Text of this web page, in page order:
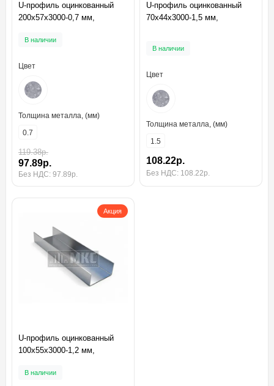
U-профиль оцинкованный
200x57x3000-0,7 мм,
В наличии
Цвет
Толщина металла, (мм)
0.7
119.38р.
97.89р.
Без НДС: 97.89р.
U-профиль оцинкованный
70x44x3000-1,5 мм,
В наличии
Цвет
Толщина металла, (мм)
1.5
108.22р.
Без НДС: 108.22р.
Акция
U-профиль оцинкованный
100x55x3000-1,2 мм,
В наличии